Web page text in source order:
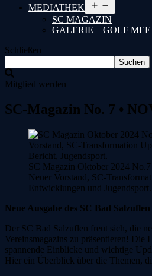
MEDIATHEK
öffnen
SC MAGAZIN
GALERIE – GOLF
Schließen
Suchen
Mitglied werden
Zum
Inhalt
springen
SC-Magazin No. 7 •
SC Magazin Oktober 2024
Neuer Vorstand, SC-
Entwicklungen und Jugendsport.
Neue Ausgabe des SC Bad
Der SC Bad Salzuflen freut sich, die
Vereinsmagazins zu präsentieren! Die
spannende Einblicke und wichtige
Hier ein Überblick über die Themen,